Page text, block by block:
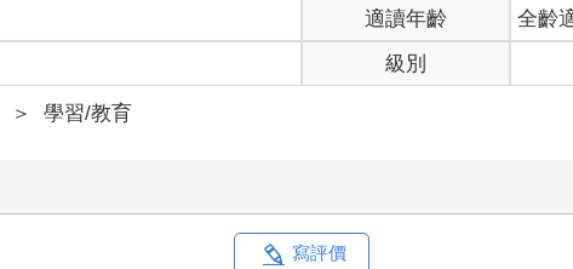
適讀年齡
全齡
級別
＞ 學習/教育
寫評價